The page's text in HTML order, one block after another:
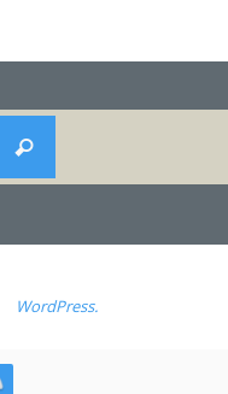
Recherche
WordPress.